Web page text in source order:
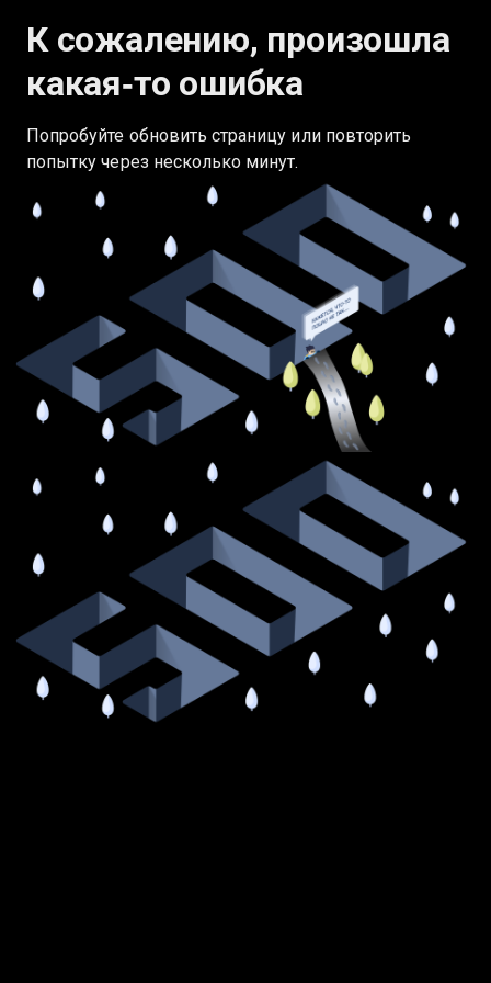
К сожалению, произошла
какая‑то ошибка
Попробуйте обновить страницу или повторить
попытку через несколько минут.